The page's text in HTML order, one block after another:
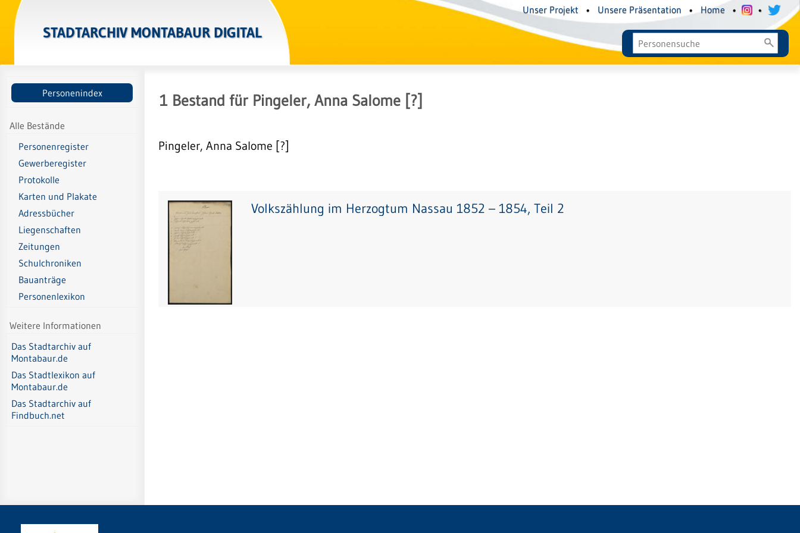
STADTARCHIV MONTABAUR DIGITAL
Unser Projekt • Unsere Präsentation • Home • •
Personenindex
Alle Bestände
Personenregister
Gewerberegister
Protokolle
Karten und Plakate
Adressbücher
Liegenschaften
Zeitungen
Schulchroniken
Bauanträge
Personenlexikon
Weitere Informationen
Das Stadtarchiv auf
Montabaur.de
Das Stadtlexikon auf
Montabaur.de
Das Stadtarchiv auf
Findbuch.net
1 Bestand für Pingeler, Anna Salome [?]
Pingeler, Anna Salome [?]
Volkszählung im Herzogtum Nassau 1852 – 1854, Teil 2